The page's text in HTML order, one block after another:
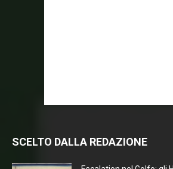
SCELTO DALLA REDAZIONE